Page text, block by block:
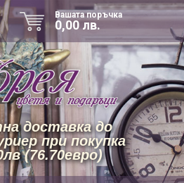
Вашата поръчка
0,00 лв.
доставка до
при покупка
(76.70евро)